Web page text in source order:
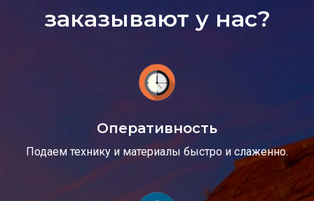
заказывают у нас?
Оперативность
Подаем технику и материалы быстро и слаженно.